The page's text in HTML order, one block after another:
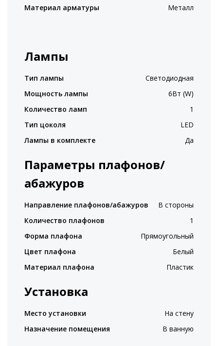
Материал арматуры Металл
Лампы
Тип лампы
Светодиодная
Мощность лампы
6Вт (W)
Количество ламп
1
Тип цоколя
LED
Лампы в комплекте
Да
Параметры плафонов/
абажуров
Направление плафонов/абажуров
В стороны
Количество плафонов
1
Форма плафона
Прямоугольный
Цвет плафона
Белый
Материал плафона
Пластик
Установка
Место установки
На стену
Назначение помещения
В ванную